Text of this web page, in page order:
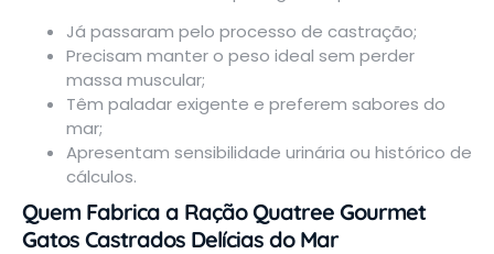
Já passaram pelo processo de castração;
Precisam manter o peso ideal sem perder
massa muscular;
Têm paladar exigente e preferem sabores do
mar;
Apresentam sensibilidade urinária ou histórico de
cálculos.
Quem Fabrica a Ração Quatree Gourmet
Gatos Castrados Delícias do Mar